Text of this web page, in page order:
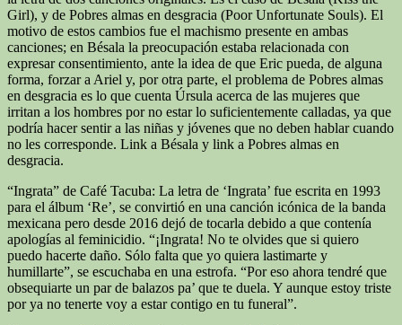
Girl), y de Pobres almas en desgracia (Poor Unfortunate Souls). El
motivo de estos cambios fue el machismo presente en ambas
canciones; en Bésala la preocupación estaba relacionada con
expresar consentimiento, ante la idea de que Eric pueda, de alguna
forma, forzar a Ariel y, por otra parte, el problema de Pobres almas
en desgracia es lo que cuenta Úrsula acerca de las mujeres que
irritan a los hombres por no estar lo suficientemente calladas, ya que
podría hacer sentir a las niñas y jóvenes que no deben hablar cuando
no les corresponde. Link a Bésala y link a Pobres almas en
desgracia.
“Ingrata” de Café Tacuba: La letra de ‘Ingrata’ fue escrita en 1993
para el álbum ‘Re’, se convirtió en una canción icónica de la banda
mexicana pero desde 2016 dejó de tocarla debido a que contenía
apologías al feminicidio. “¡Ingrata! No te olvides que si quiero
puedo hacerte daño. Sólo falta que yo quiera lastimarte y
humillarte”, se escuchaba en una estrofa. “Por eso ahora tendré que
obsequiarte un par de balazos pa’ que te duela. Y aunque estoy triste
por ya no tenerte voy a estar contigo en tu funeral”.